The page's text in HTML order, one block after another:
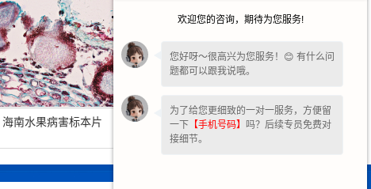
海南水果病害标本片
海南植物生物学菌类植物
生物切片
欢迎您的咨询，期待为您服务!
您好呀～很高兴为您服务！😊 有什么问
题都可以跟我说哦。
为了给您更细致的一对一服务，方便留
一下 【手机号码】 吗？后续专员免费对
接细节。